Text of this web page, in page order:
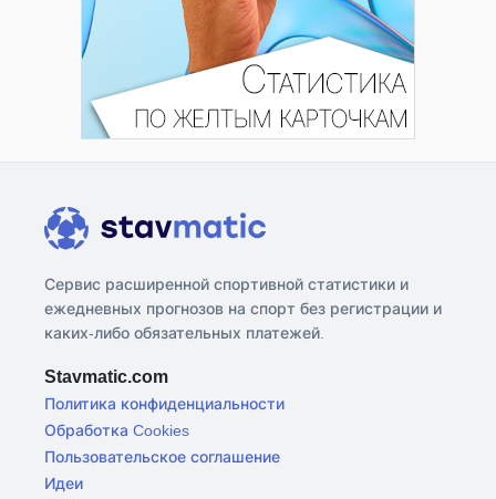
Сервис расширенной спортивной статистики и
ежедневных прогнозов на спорт без регистрации и
каких-либо обязательных платежей.
Stavmatic.com
Политика конфиденциальности
Обработка Cookies
Пользовательское соглашение
Идеи